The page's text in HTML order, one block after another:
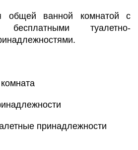
общей ванной комнатой с
туалетно-
принадлежности